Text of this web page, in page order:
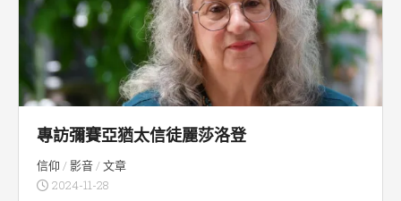
專訪彌賽亞猶太信徒麗莎洛登
信仰 /影音/文章
2024-11-28